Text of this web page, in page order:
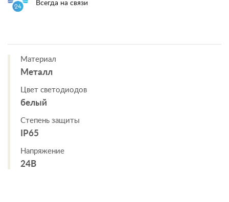
Всегда на связи
Материал
Металл
Цвет светодиодов
белый
Степень защиты
IP65
Напряжение
24В